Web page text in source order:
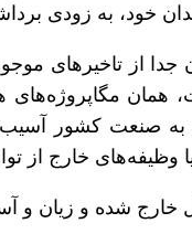
بالا ببرد. کاری که برای مدت ٢٠ سال آن را
جدا از تاخیرهای
مگاپروژه‌های
به صنعت کشور
وظیفه‌های خارج از
و آسیب بر جای می‌گذارد.